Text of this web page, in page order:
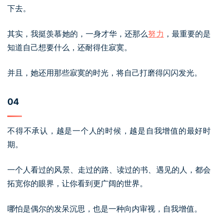
下去。
其实，我挺羡慕她的，一身才华，还那么努力 ，最重要的是
知道自己想要什么，还耐得住寂寞。
并且，她还用那些寂寞的时光，将自己打磨得闪闪发光。
04
不得不承认，越是一个人的时候，越是自我增值的最好时
期。
一个人看过的风景、走过的路、读过的书、遇见的人，都会
拓宽你的眼界，让你看到更广阔的世界。
哪怕是偶尔的发呆沉思，也是一种向内审视，自我增值。